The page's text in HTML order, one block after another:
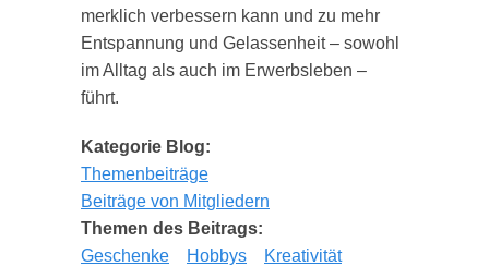
merklich verbessern kann und zu mehr
Entspannung und Gelassenheit – sowohl
im Alltag als auch im Erwerbsleben –
führt.
Kategorie Blog:
Themenbeiträge
Beiträge von Mitgliedern
Themen des Beitrags:
Geschenke
Hobbys
Kreativität